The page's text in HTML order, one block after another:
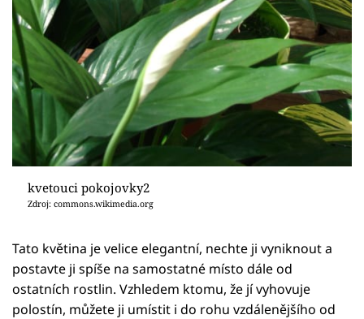
kvetouci pokojovky2
Zdroj: commons.wikimedia.org
Tato květina je velice elegantní, nechte ji vyniknout a
postavte ji spíše na samostatné místo dále od
ostatních rostlin. Vzhledem ktomu, že jí vyhovuje
polostín, můžete ji umístit i do rohu vzdálenějšího od